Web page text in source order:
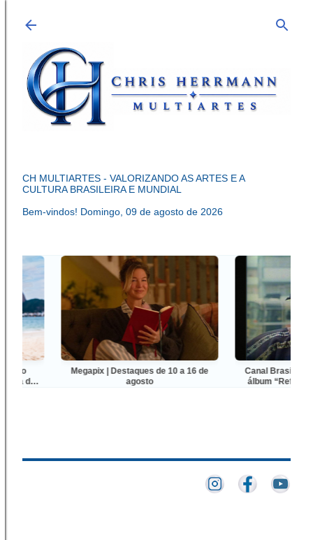
CH MULTIARTES - VALORIZANDO AS ARTES E A
CULTURA BRASILEIRA E MUNDIAL
Bem-vindos! Domingo, 09 de agosto de 2026
Megapix | Destaques de 10 a 16 de
agosto
Canal Brasil celebra
álbum “Refavela”,